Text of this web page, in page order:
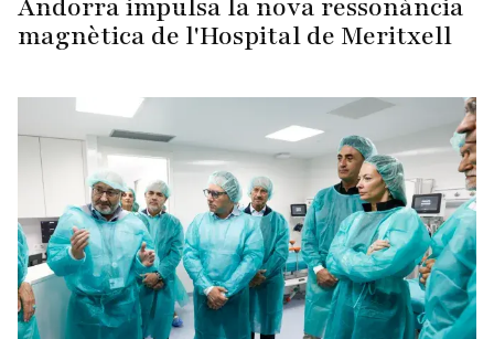
magnètica de l'Hospital de Meritxell